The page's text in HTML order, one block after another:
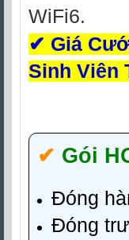
WiFi6.
✔ Giá
Sinh Viên
✔‎ Gói
Đóng
Đóng